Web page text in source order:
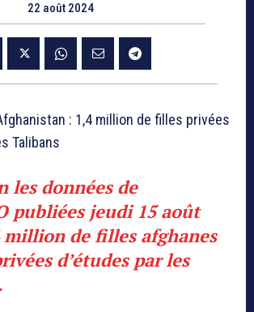
22 août 2024
: 1,4 million de filles privées
Talibans
les données de
publiées jeudi 15 août
million de filles afghanes
d’études par les